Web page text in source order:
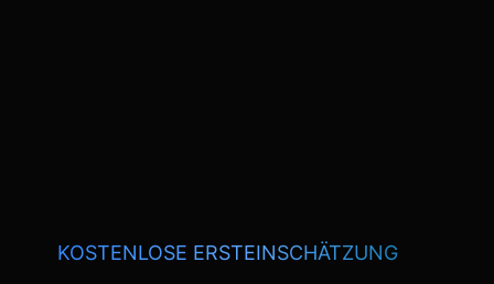
KOSTENLOSE ERSTEINSCHÄTZUNG